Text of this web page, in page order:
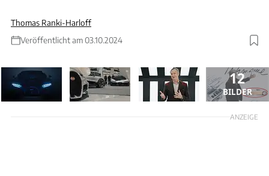
Thomas Ranki-Harloff
Veröffentlicht am 03.10.2024
12
BILDER
ANZEIGE